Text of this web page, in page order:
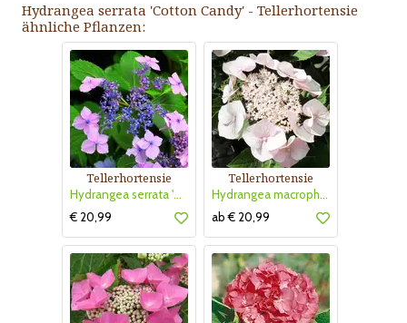
Hydrangea serrata 'Cotton Candy' - Tellerhortensie
ähnliche Pflanzen:
Tellerhortensie
Hydrangea serrata 'Bluebird'
€ 20,99
Tellerhortensie
Hydrangea macrophylla 'Teller Weiß'
ab € 20,99